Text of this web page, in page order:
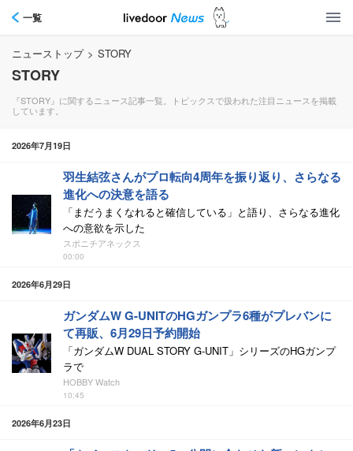
一覧
ニューストップ > STORY
STORY
『STORY』に関するニュース記事一覧。トピックスで扱われた注目ニュースを掲載
しています。
2026年7月19日
羽生結弦さんがプロ転向4周年を振り返り、さらなる
進化への決意を語る
「まだうまくなれると確信している」と語り、さらなる進化
への意欲を示した
スポニチアネックス
00:00
2026年6月29日
ガンダムW G-UNITのHGガンプラ6種がプレバンに
て再販、6月29日予約開始
「ガンダムW DUAL STORY G-UNIT」シリーズのHGガンプ
ラで
HOBBY Watch
10:45
2026年6月23日